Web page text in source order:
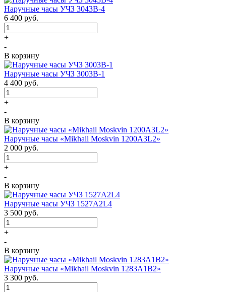
Наручные часы УЧЗ 3043В-4
6 400 руб.
+
-
В корзину
Наручные часы УЧЗ 3003B-1
4 400 руб.
+
-
В корзину
Наручные часы «Mikhail Moskvin 1200A3L2»
2 000 руб.
+
-
В корзину
Наручные часы УЧЗ 1527A2L4
3 500 руб.
+
-
В корзину
Наручные часы «Mikhail Moskvin 1283A1B2»
3 300 руб.